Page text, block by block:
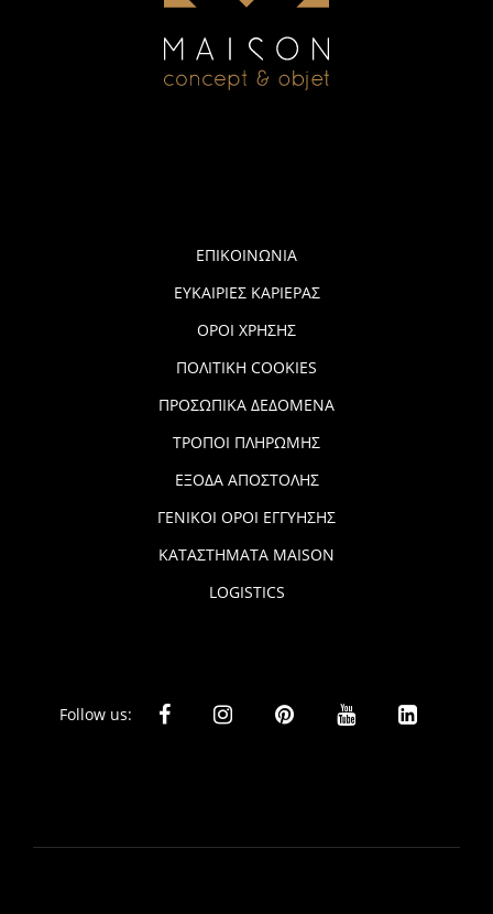
ΕΠΙΚΟΙΝΩΝΙΑ
ΕΥΚΑΙΡΙΕΣ ΚΑΡΙΕΡΑΣ
ΟΡΟΙ ΧΡΗΣΗΣ
ΠΟΛΙΤΙΚΗ COOKIES
ΠΡΟΣΩΠΙΚΑ ΔΕΔΟΜΕΝΑ
ΤΡΟΠΟΙ ΠΛΗΡΩΜΗΣ
ΕΞΟΔΑ ΑΠΟΣΤΟΛΗΣ
ΓΕΝΙΚΟΙ ΟΡΟΙ ΕΓΓΥΗΣΗΣ
ΚΑΤΑΣΤΗΜΑΤΑ MAISON
LOGISTICS
Follow us: